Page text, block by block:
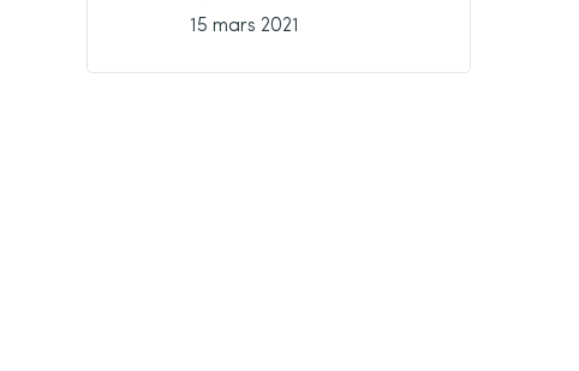
15 mars 2021